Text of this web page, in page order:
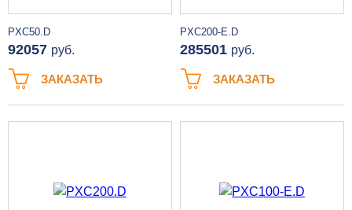
PXC50.D
92057 руб.
ЗАКАЗАТЬ
PXC200-E.D
285501 руб.
ЗАКАЗАТЬ